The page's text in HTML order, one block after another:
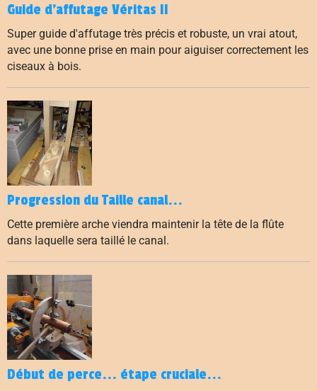
Guide d'affutage Véritas II
Super guide d'affutage très précis et robuste, un vrai atout,
avec une bonne prise en main pour aiguiser correctement les
ciseaux à bois.
Progression du Taille canal...
Cette première arche viendra maintenir la tête de la flûte
dans laquelle sera taillé le canal.
Début de perce... étape cruciale...